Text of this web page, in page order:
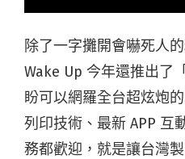
除了一字攤開會嚇死人
Wake Up 今年還推出了
盼可以網羅全台超炫炮
列印技術、最新 APP 互
務都歡迎，就是讓台灣